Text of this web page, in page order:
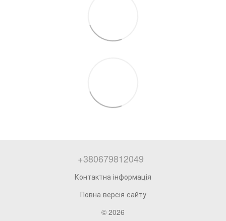
+380679812049
Контактна інформація
Повна версія сайту
© 2026